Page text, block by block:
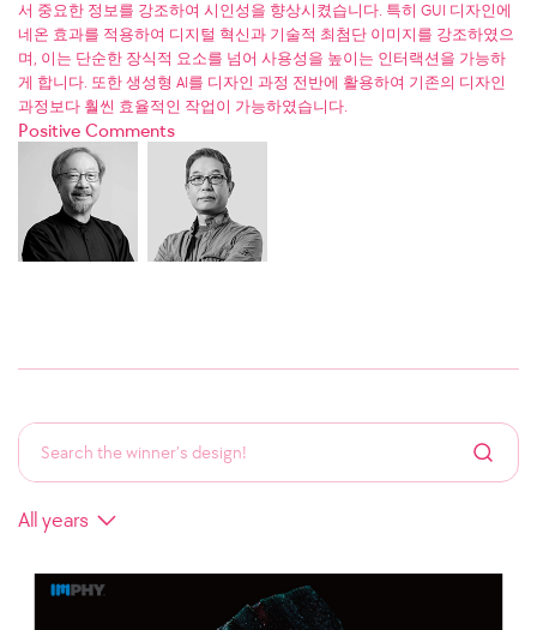
서 중요한 정보를 강조하여 시인성을 향상시켰습니다. 특히 GUI 디자인에
네온 효과를 적용하여 디지털 혁신과 기술적 최첨단 이미지를 강조하였으
며, 이는 단순한 장식적 요소를 넘어 사용성을 높이는 인터랙션을 가능하
게 합니다. 또한 생성형 AI를 디자인 과정 전반에 활용하여 기존의 디자인
과정보다 훨씬 효율적인 작업이 가능하였습니다.
Positive Comments